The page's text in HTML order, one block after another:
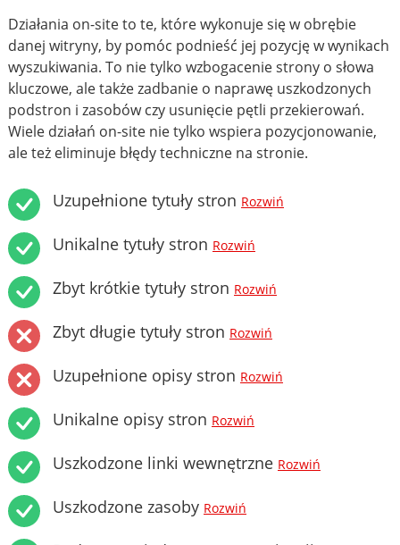
Działania on-site to te, które wykonuje się w obrębie
danej witryny, by pomóc podnieść jej pozycję w wynikach
wyszukiwania. To nie tylko wzbogacenie strony o słowa
kluczowe, ale także zadbanie o naprawę uszkodzonych
podstron i zasobów czy usunięcie pętli przekierowań.
Wiele działań on-site nie tylko wspiera pozycjonowanie,
ale też eliminuje błędy techniczne na stronie.
Uzupełnione tytuły stron Rozwiń
Unikalne tytuły stron Rozwiń
Zbyt krótkie tytuły stron Rozwiń
Zbyt długie tytuły stron Rozwiń
Uzupełnione opisy stron Rozwiń
Unikalne opisy stron Rozwiń
Uszkodzone linki wewnętrzne Rozwiń
Uszkodzone zasoby Rozwiń